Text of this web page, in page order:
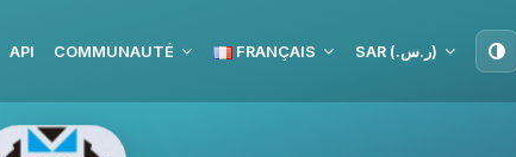
API COMMUNAUTÉ FRANÇAIS SAR (ر.س.‏)